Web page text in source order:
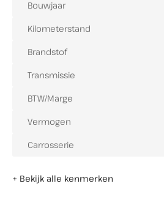
Bouwjaar
Kilometerstand
Brandstof
Transmissie
BTW/Marge
Vermogen
Carrosserie
+ Bekijk alle kenmerken